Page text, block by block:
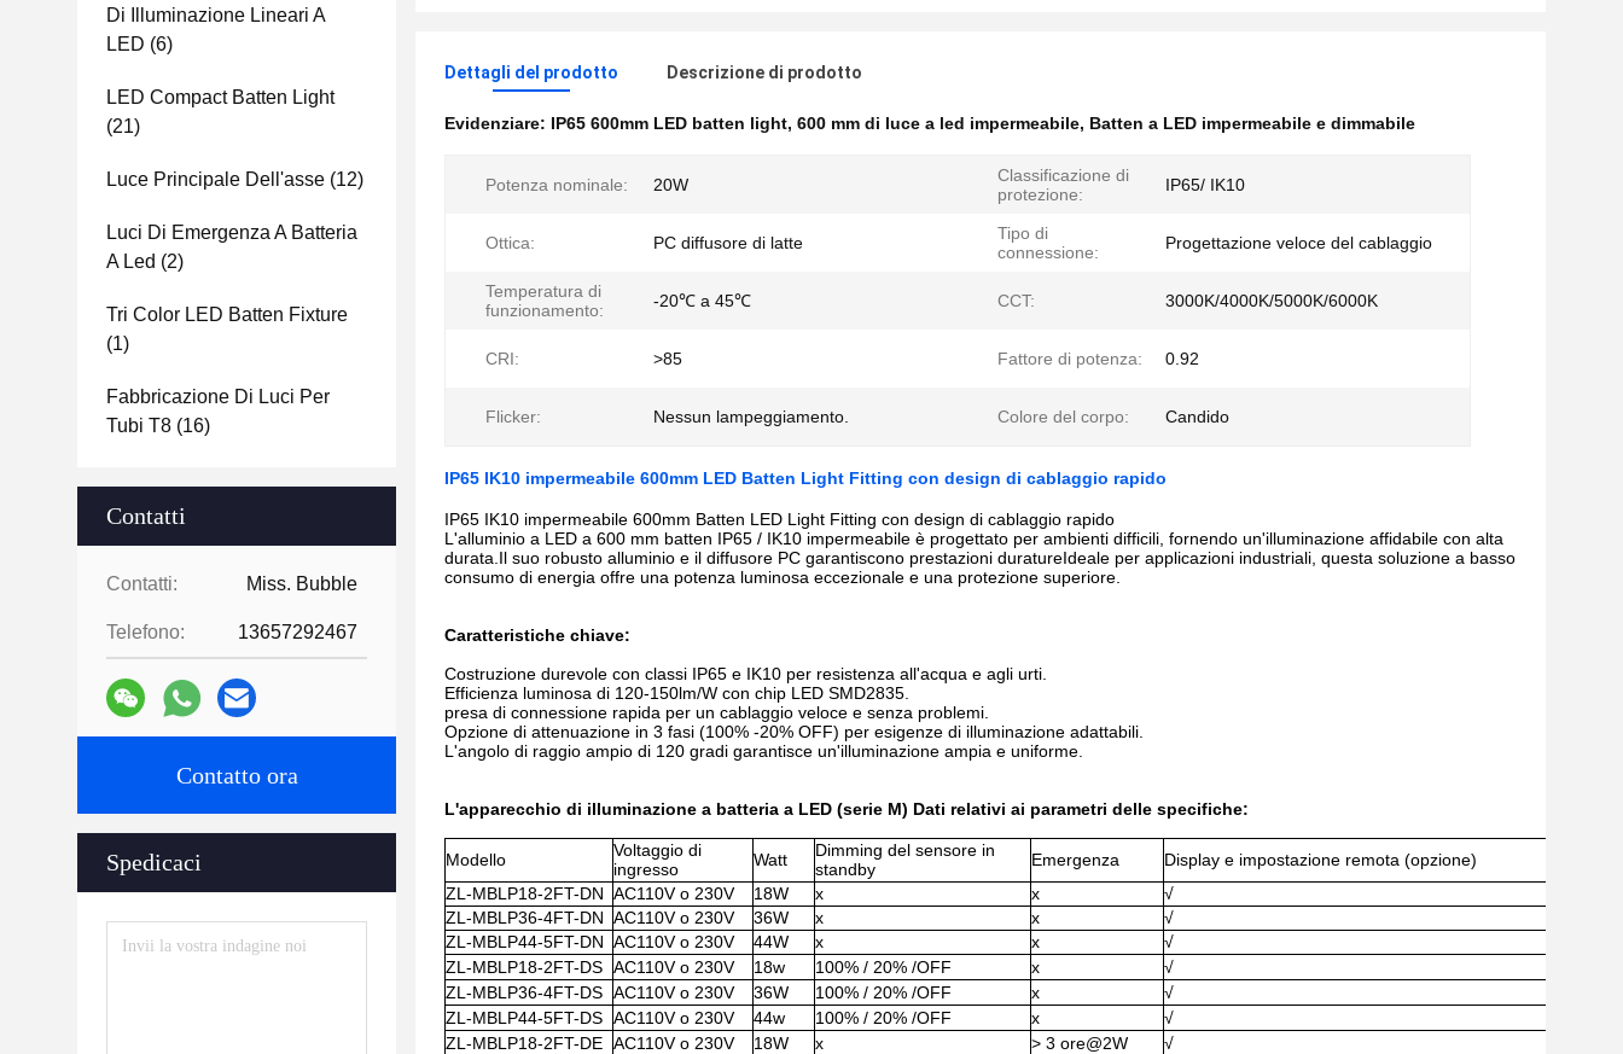
Di Illuminazione Lineari A
LED (6)
LED Compact Batten Light
(21)
Luce Principale Dell'asse (12)
Luci Di Emergenza A Batteria
A Led (2)
Tri Color LED Batten Fixture
(1)
Fabbricazione Di Luci Per
Tubi T8 (16)
Contatti
Contatti: Miss. Bubble
Telefono: 13657292467
Contatto ora
Spedicaci
Dettagli del prodotto Descrizione di prodotto
Evidenziare: IP65 600mm LED batten light, 600 mm di luce a led impermeabile, Batten a LED impermeabile e dimmabile
Potenza nominale: 20W
Classificazione di
protezione:
IP65/ IK10
Ottica: PC diffusore di latte
Tipo di
connessione:
Progettazione veloce del cablaggio
Temperatura di
funzionamento:
-20℃ a 45℃ CCT: 3000K/4000K/5000K/6000K
CRI: >85 Fattore di potenza: 0.92
Flicker: Nessun lampeggiamento. Colore del corpo: Candido
IP65 IK10 impermeabile 600mm LED Batten Light Fitting con design di cablaggio rapido
IP65 IK10 impermeabile 600mm Batten LED Light Fitting con design di cablaggio rapido
L'alluminio a LED a 600 mm batten IP65 / IK10 impermeabile è progettato per ambienti difficili, fornendo un'illuminazione affidabile con alta
durata.Il suo robusto alluminio e il diffusore PC garantiscono prestazioni duratureIdeale per applicazioni industriali, questa soluzione a basso
consumo di energia offre una potenza luminosa eccezionale e una protezione superiore.
Caratteristiche chiave:
Costruzione durevole con classi IP65 e IK10 per resistenza all'acqua e agli urti.
Efficienza luminosa di 120-150lm/W con chip LED SMD2835.
presa di connessione rapida per un cablaggio veloce e senza problemi.
Opzione di attenuazione in 3 fasi (100% -20% OFF) per esigenze di illuminazione adattabili.
L'angolo di raggio ampio di 120 gradi garantisce un'illuminazione ampia e uniforme.
L'apparecchio di illuminazione a batteria a LED (serie M) Dati relativi ai parametri delle specifiche:
Modello
Voltaggio di
ingresso
Watt
Dimming del sensore in
standby
Emergenza
Display e impostazione remota (opzione)
ZL-MBLP18-2FT-DN AC110V o 230V 18W x x
√
ZL-MBLP36-4FT-DN AC110V o 230V 36W x x
√
ZL-MBLP44-5FT-DN AC110V o 230V 44W x x
√
ZL-MBLP18-2FT-DS AC110V o 230V 18w 100% / 20% /OFF x
√
ZL-MBLP36-4FT-DS AC110V o 230V 36W 100% / 20% /OFF x
√
ZL-MBLP44-5FT-DS AC110V o 230V 44w 100% / 20% /OFF x
√
ZL-MBLP18-2FT-DE AC110V o 230V 18W x > 3 ore@2W
√